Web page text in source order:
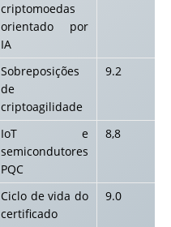
criptomoedas
orientado por
IA
Sobreposições
de
criptoagilidade
9.2
IoT e
semicondutores
PQC
8,8
Ciclo de vida do
certificado
9.0